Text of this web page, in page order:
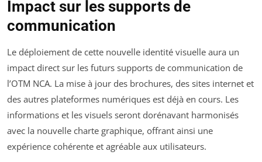
Impact sur les supports de
communication
Le déploiement de cette nouvelle identité visuelle aura un
impact direct sur les futurs supports de communication de
l’OTM NCA. La mise à jour des brochures, des sites internet et
des autres plateformes numériques est déjà en cours. Les
informations et les visuels seront dorénavant harmonisés
avec la nouvelle charte graphique, offrant ainsi une
expérience cohérente et agréable aux utilisateurs.